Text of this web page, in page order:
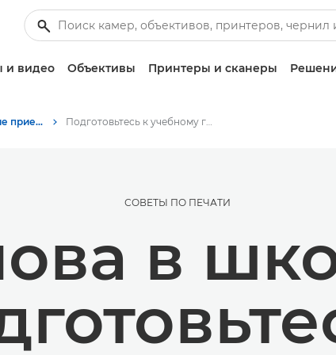
и видео Объективы Принтеры и сканеры
Советы и технические приемы по фотографии и печати Подготовьтесь к учебному году с возможностями печати
СОВЕТЫ ПО ПЕЧАТИ
в